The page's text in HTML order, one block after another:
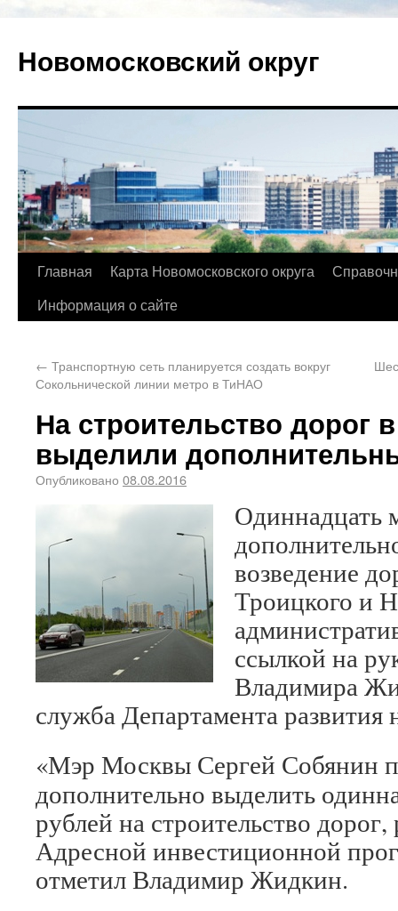
Новомосковский округ
Главная Карта Новомосковского округа
Информация о сайте
← Транспортную сеть планируется создать вокруг
Сокольнической линии метро в ТиНАО
На строительство дорог
выделили
Опубликовано 08.08.2016
Одиннадцать
возведение
Троицкого и
ссылкой на
Владимира
служба Департамента
«Мэр Москвы Сергей Собянин
дополнительно выделить
рублей на строительство дорог,
Адресной инвестиционной
отметил Владимир Жидкин.